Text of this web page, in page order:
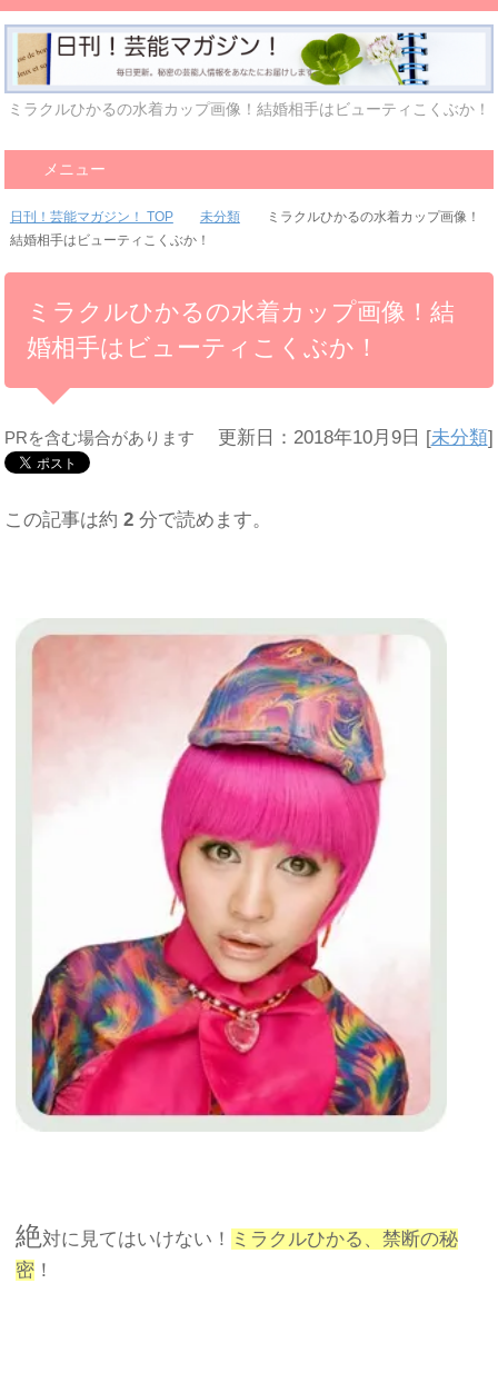
ミラクルひかるの水着カップ画像！結婚相手はビューティこくぶか！
メニュー
日刊！芸能マガジン！ TOP 未分類
ミラクルひかるの水着カップ画像！
結婚相手はビューティこくぶか！
ミラクルひかるの水着カップ画像！結
婚相手はビューティこくぶか！
PRを含む場合があります 更新日：2018年10月9日 [未分類]
この記事は約2 分で読めます。
絶対に見てはいけない！ ミラクルひかる、禁断の秘
密 ！